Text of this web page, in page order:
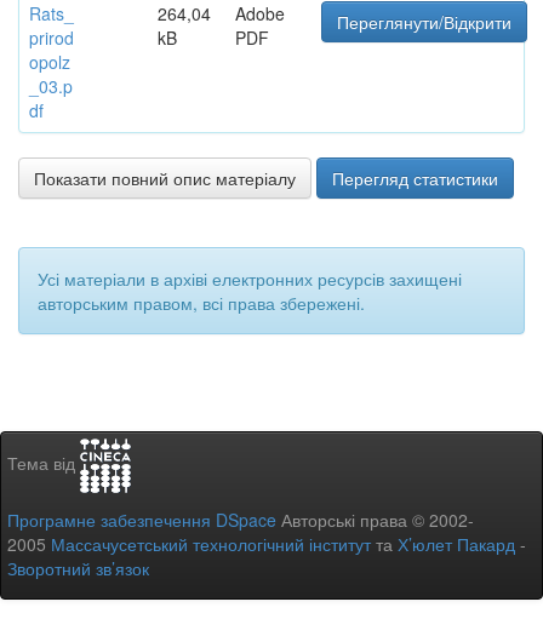
Rats_
prirod
opolz
_03.p
df
264,04
kB
Adobe
PDF
Переглянути/Відкрити
Показати повний опис матеріалу Перегляд статистики
Усі матеріали в архіві електронних ресурсів захищені
авторським правом, всі права збережені.
Тема від
Програмне забезпечення DSpace Авторські права © 2002-
2005 Массачусетський технологічний інститутта Х’юлет Пакард -
Зворотний зв’язок